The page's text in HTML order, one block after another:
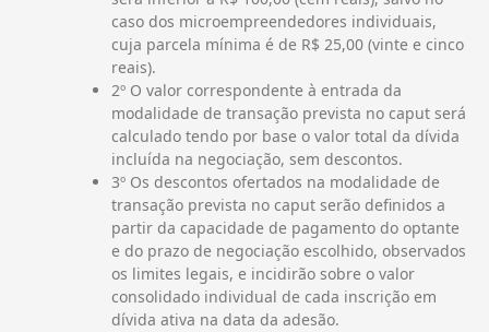
caso dos microempreendedores individuais,
cuja parcela mínima é de R$ 25,00 (vinte e cinco
reais).
2º O valor correspondente à entrada da
modalidade de transação prevista no caput será
calculado tendo por base o valor total da dívida
incluída na negociação, sem descontos.
3º Os descontos ofertados na modalidade de
transação prevista no caput serão definidos a
partir da capacidade de pagamento do optante
e do prazo de negociação escolhido, observados
os limites legais, e incidirão sobre o valor
consolidado individual de cada inscrição em
dívida ativa na data da adesão.